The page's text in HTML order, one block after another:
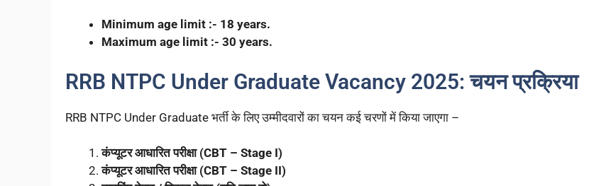
Minimum age limit :- 18 years.
Maximum age limit :- 30 years.
RRB NTPC Under Graduate Vacancy 2025: चयन प्रक्रिया
RRB NTPC Under Graduate भर्ती के लिए उम्मीदवारों का चयन कई चरणों में किया जाएगा –
कंप्यूटर आधारित परीक्षा (CBT – Stage I)
कंप्यूटर आधारित परीक्षा (CBT – Stage II)